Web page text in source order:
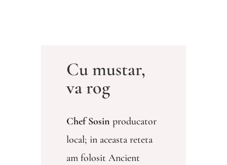
Cu mustar,
va rog
Chef Sosin producator
local; in aceasta reteta
am folosit Ancient